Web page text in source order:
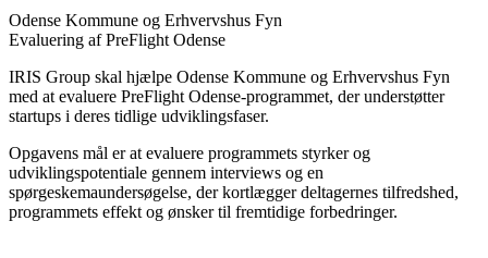
Odense Kommune og Erhvervshus Fyn
Evaluering af PreFlight Odense
IRIS Group skal hjælpe Odense Kommune og Erhvervshus Fyn
med at evaluere PreFlight Odense-programmet, der understøtter
startups i deres tidlige udviklingsfaser.
Opgavens mål er at evaluere programmets styrker og
udviklingspotentiale gennem interviews og en
spørgeskemaundersøgelse, der kortlægger deltagernes tilfredshed,
programmets effekt og ønsker til fremtidige forbedringer.